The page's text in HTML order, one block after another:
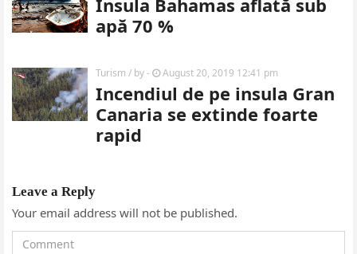
Insula Bahamas aflată sub
apă 70 %
Turism / by- August 20, 2019 12:41 pm
Incendiul de pe insula Gran
Canaria se extinde foarte
rapid
Leave a Reply
Your email address will not be published.